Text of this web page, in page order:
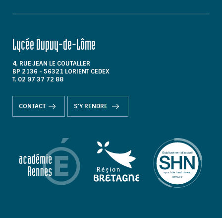
Lycée Dupuy-de-Lôme
4, RUE JEAN LE COUTALLER
BP 2136 - 56321 LORIENT CEDEX
T. 02 97 37 72 88
CONTACT S'Y RENDRE